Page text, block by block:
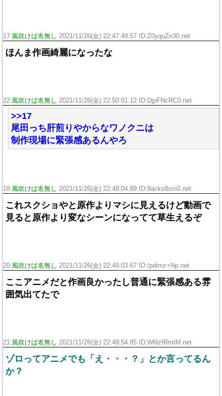
17:風吹けば名無し 2021/11/26(金) 22:47:49.57 ID:Z0yquZn30.net
ほんま作画綺麗になったな
22:風吹けば名無し 2021/11/26(金) 22:50:01.12 ID:DjpFNcRC0.net
>>17
尾田っち肝煎りやからなワノクニは
制作現場に緊張感あるんやろ
18:風吹けば名無し 2021/11/26(金) 22:48:04.89 ID:9acks8sm0.net
これスクショやと原作よりマシに見えるけど動画で
見ると原作より変なシーンになってて草生えるぞ
20:風吹けば名無し 2021/11/26(金) 22:49:03.67 ID:/pdimz+Np.net
ここアニメだと作画良かったし普通に緊張感ある雰
囲気出てたで
21:風吹けば名無し 2021/11/26(金) 22:49:54.85 ID:W6lzfRmtM.net
ゾロってアニメでも「え・・・？」とか言ってるん
か？